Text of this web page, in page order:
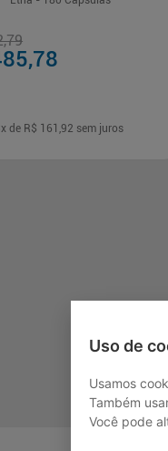
Uso de
Usamos
Também
Você pode
x de R$ 161,92 sem juros